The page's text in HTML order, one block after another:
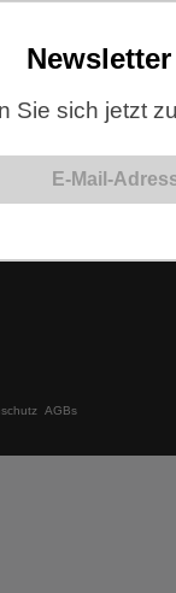
Pakete ab
AGBs
Sie sich jetzt